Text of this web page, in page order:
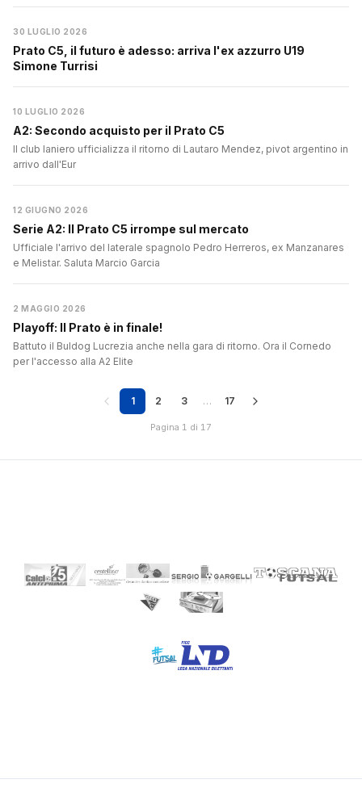
30 LUGLIO 2026
Prato C5, il futuro è adesso: arriva l'ex azzurro U19
Simone Turrisi
10 LUGLIO 2026
A2: Secondo acquisto per il Prato C5
Il club laniero ufficializza il ritorno di Lautaro Mendez, pivot argentino in
arrivo dall'Eur
12 GIUGNO 2026
Serie A2: Il Prato C5 irrompe sul mercato
Ufficiale l'arrivo del laterale spagnolo Pedro Herreros, ex Manzanares
e Melistar. Saluta Marcio Garcia
2 MAGGIO 2026
Playoff: Il Prato è in finale!
Battuto il Buldog Lucrezia anche nella gara di ritorno. Ora il Cornedo
per l'accesso alla A2 Elite
1 2 3 … 17
Pagina 1 di 17